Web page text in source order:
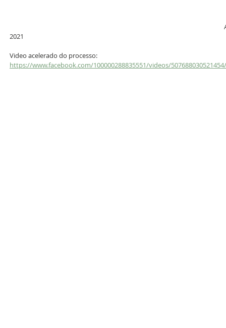
2021
Video acelerado do processo:
https://www.facebook.com/100000288835551/videos/507688030521454/